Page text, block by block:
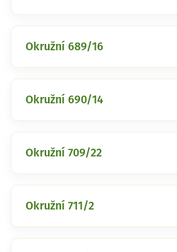
Okružní 689/16
Okružní 690/14
Okružní 709/22
Okružní 711/2